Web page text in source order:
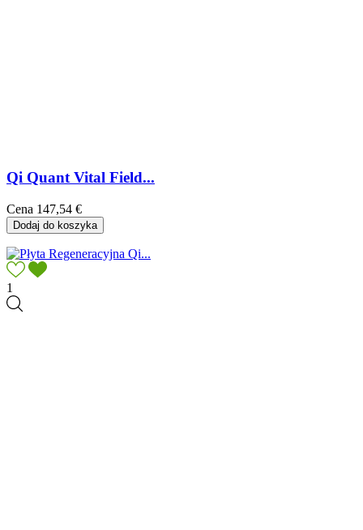
Qi Quant Vital Field...
Cena 147,54 €
Dodaj do koszyka
1